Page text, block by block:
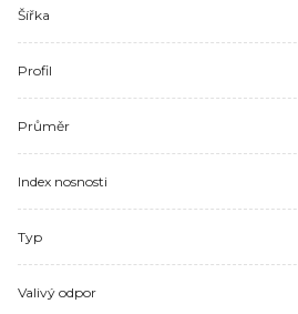
Šířka
Profil
Průměr
Index nosnosti
Typ
Valivý odpor